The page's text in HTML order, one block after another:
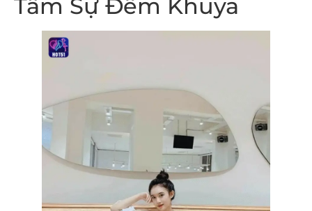
Tâm Sự Đêm Khuya